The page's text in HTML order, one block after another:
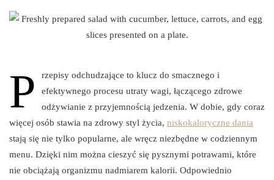
P
rzepisy odchudzające to klucz do smacznego i
efektywnego procesu utraty wagi, łączącego zdrowe
odżywianie z przyjemnością jedzenia. W dobie, gdy coraz
więcej osób stawia na zdrowy styl życia, niskokaloryczne dania
stają się nie tylko popularne, ale wręcz niezbędne w codziennym
menu. Dzięki nim można cieszyć się pysznymi potrawami, które
nie obciążają organizmu nadmiarem kalorii. Odpowiednio